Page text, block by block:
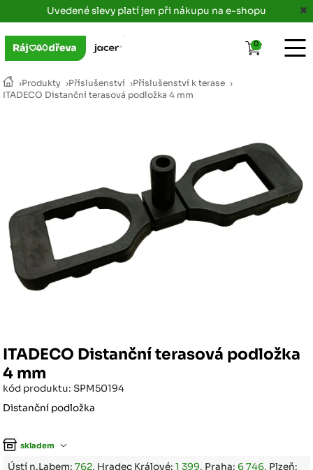
Uvedené slevy platí jen při nákupu na e-shopu
›Produkty ›Příslušenství ›Příslušenství k terase ›
ITADECO Distanční terasová podložka 4 mm
ITADECO Distanční terasová podložka
4 mm
kód produktu: SPM50194
Distanční podložka
skladem
Ústí n.Labem:762, Hradec Králové:1 399, Praha: 6 746, Plzeň:
0